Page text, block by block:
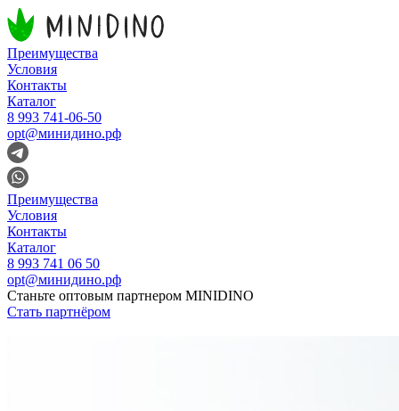
Преимущества
Условия
Контакты
Каталог
8 993 741-06-50
opt@минидино.рф
Преимущества
Условия
Контакты
Каталог
8 993 741 06 50
opt@минидино.рф
Станьте оптовым партнером MINIDINO
Стать партнёром